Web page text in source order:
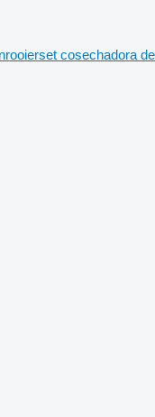
cosechadora de